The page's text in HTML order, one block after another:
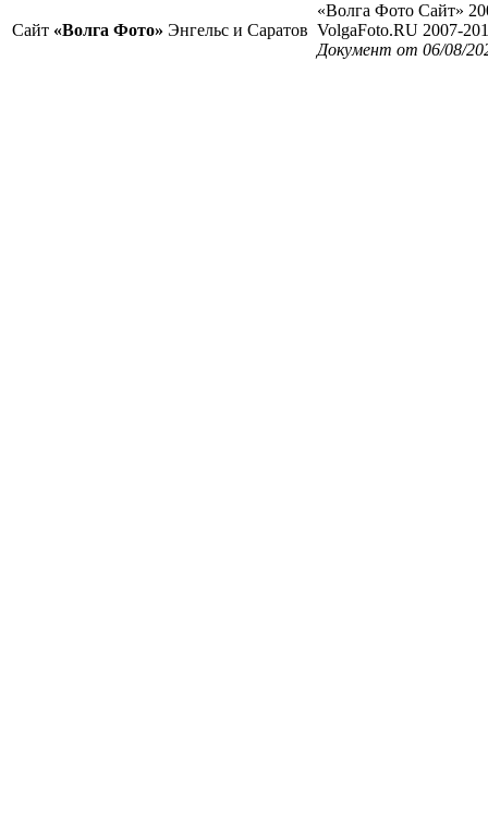
Сайт «Волга Фото» Энгельс и Саратов
«Волга Фото Сайт»
VolgaFoto.RU 2007-
Документ от 06/08/